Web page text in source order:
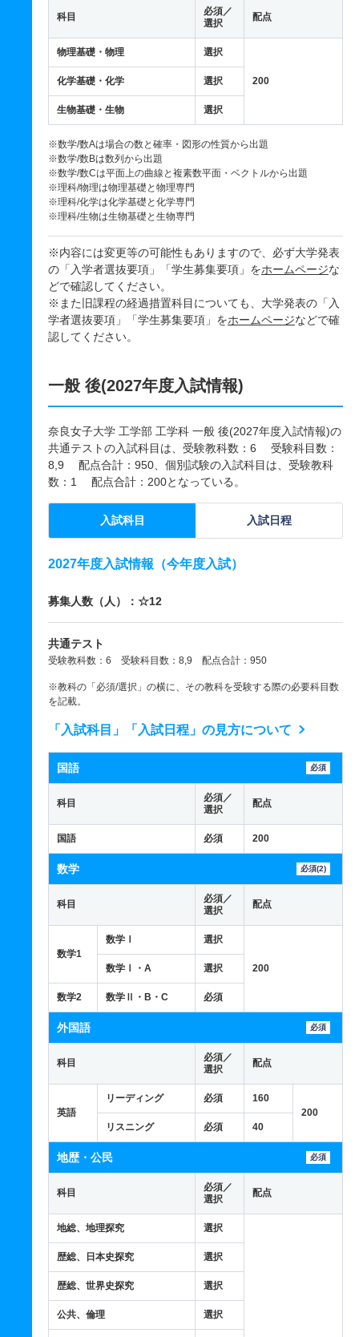
科目
必須／
選択
配点
物理基礎・物理 選択
200
化学基礎・化学 選択
生物基礎・生物 選択
※数学/数Aは場合の数と確率・図形の性質から出題
※数学/数Bは数列から出題
※数学/数Cは平面上の曲線と複素数平面・ベクトルから出題
※理科/物理は物理基礎と物理専門
※理科/化学は化学基礎と化学専門
※理科/生物は生物基礎と生物専門
※内容には変更等の可能性もありますので、必ず大学発表
の「入学者選抜要項」「学生募集要項」をホームページな
どで確認してください。
※また旧課程の経過措置科目についても、大学発表の「入
学者選抜要項」「学生募集要項」をホームページなどで確
認してください。
一般 後(2027年度入試情報)
奈良女子大学 工学部 工学科 一般 後(2027年度入試情報)の
共通テストの入試科目は、受験教科数：6 受験科目数：
8,9 配点合計：950、個別試験の入試科目は、受験教科
数：1 配点合計：200となっている。
入試科目 入試日程
2027年度入試情報（今年度入試）
募集人数（人）：☆12
共通テスト
受験教科数：6 受験科目数：8,9 配点合計：950
※教科の「必須/選択」の横に、その教科を受験する際の必要科目数
を記載。
「入試科目」「入試日程」の見方について
国語 必須
科目
必須／
選択
配点
国語 必須 200
数学 必須(2)
科目
必須／
選択
配点
数学1
数学Ⅰ 選択
200
数学Ⅰ・A 選択
数学2 数学Ⅱ・B・C 必須
外国語 必須
科目
必須／
選択
配点
英語
リーディング 必須
160
200
リスニング
必須 40
地歴・公民 必須
科目
必須／
選択
配点
地総、地理探究 選択
歴総、日本史探究 選択
歴総、世界史探究 選択
公共、倫理 選択